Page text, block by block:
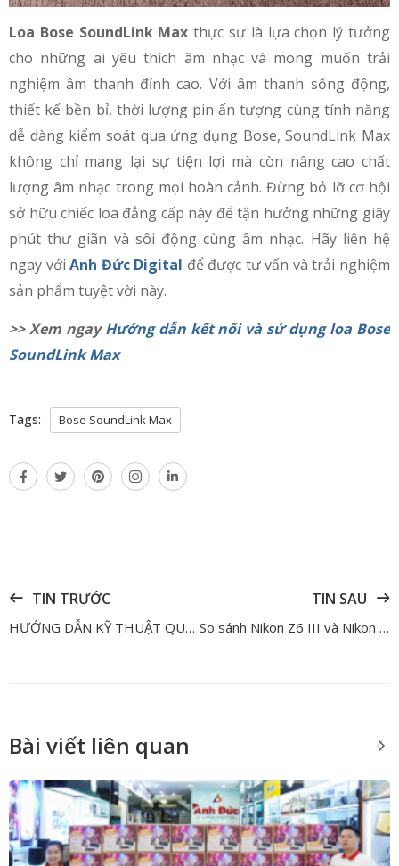
Loa Bose SoundLink Max thực sự là lựa chọn lý tưởng
cho những ai yêu thích âm nhạc và mong muốn trải
nghiệm âm thanh đỉnh cao. Với âm thanh sống động,
thiết kế bền bỉ, thời lượng pin ấn tượng cùng tính năng
dễ dàng kiểm soát qua ứng dụng Bose, SoundLink Max
không chỉ mang lại sự tiện lợi mà còn nâng cao chất
lượng âm nhạc trong mọi hoàn cảnh. Đừng bỏ lỡ cơ hội
sở hữu chiếc loa đẳng cấp này để tận hưởng những giây
phút thư giãn và sôi động cùng âm nhạc. Hãy liên hệ
ngay vớiAnh Đức Digital để được tư vấn và trải nghiệm
sản phẩm tuyệt vời này.
>> Xem ngayHướng dẫn kết nối và sử dụng loa Bose
SoundLink Max
Tags: Bose SoundLink Max
TIN TRƯỚC
HƯỚNG DẪN KỸ THUẬT QUAY DỰNG TỪ FILMMAKER KIRO ĐINH
TIN SAU
So sánh Nikon Z6 III và Nikon Zf – Đâu là chiếc máy tốt nhất cho người dùng phổ thông
Bài viết liên quan